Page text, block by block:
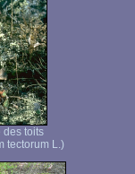
des toits
tectorum L.)